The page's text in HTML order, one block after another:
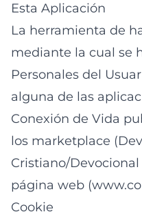
Esta Aplicación
La herramienta de
mediante la cual se
Personales del
alguna de las
Conexión de Vida
los marketplace
Cristiano/
página web
Cookie